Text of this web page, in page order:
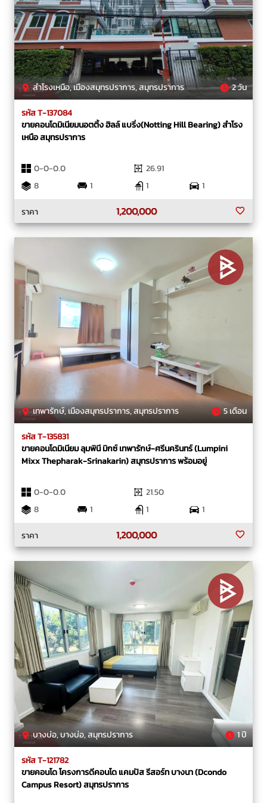
สำโรงเหนือ, เมืองสมุทรปราการ, สมุทรปราการ 2 วัน
รหัส T-137084
ขายคอนโดมิเนียมนอตติ้ง ฮิลล์ แบริ่ง(Notting Hill Bearing) สำโรง
เหนือ สมุทรปราการ
0-0-0.0
26.91
8
1 1
1
ราคา
1,200,000
เทพารักษ์, เมืองสมุทรปราการ, สมุทรปราการ 5 เดือน
รหัส T-135831
ขายคอนโดมิเนียม ลุมพินี มิกซ์ เทพารักษ์-ศรีนครินทร์ (Lumpini
Mixx Thepharak-Srinakarin) สมุทรปราการ พร้อมอยู่
0-0-0.0
21.50
8
1 1
1
ราคา
1,200,000
บางบ่อ, บางบ่อ, สมุทรปราการ 1 ปี
รหัส T-121782
ขายคอนโด โครงการดีคอนโด แคมปัส รีสอร์ท บางนา (Dcondo
Campus Resort) สมุทรปราการ